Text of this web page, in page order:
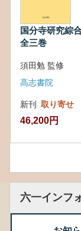
国分寺研究綜
全三巻
須田勉 監修
高志書院
新刊 取り寄せ
46,200円
六一インフ